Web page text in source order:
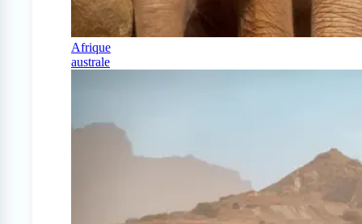
Afrique
australe